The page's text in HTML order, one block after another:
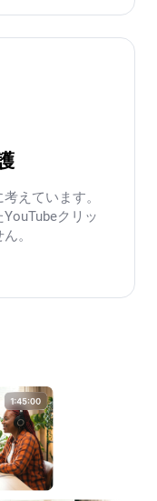
えています。
クリッ
。